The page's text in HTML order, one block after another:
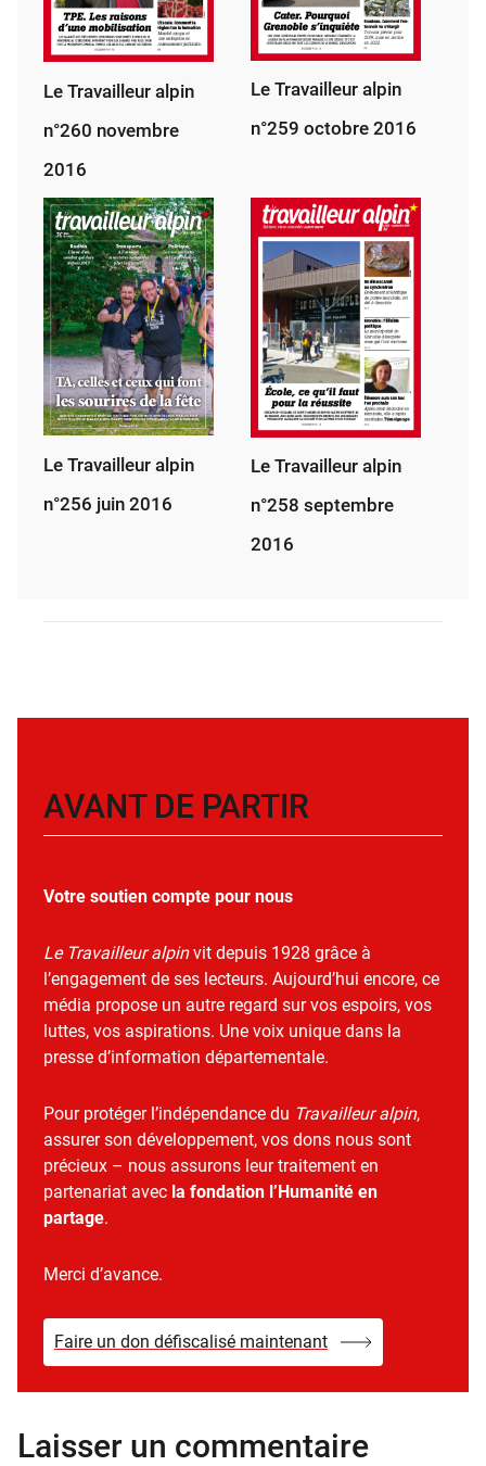
Le Travailleur alpin
n°260 novembre
2016
Le Travailleur alpin
n°259 octobre 2016
Le Travailleur alpin
n°256 juin 2016
Le Travailleur alpin
n°258 septembre
2016
AVANT DE PARTIR
Votre soutien compte pour nous
Le Travailleur alpinvit depuis 1928 grâce à
l’engagement de ses lecteurs. Aujourd’hui encore, ce
média propose un autre regard sur vos espoirs, vos
luttes, vos aspirations. Une voix unique dans la
presse d’information départementale.
Pour protéger l’indépendance du Travailleur alpin,
assurer son développement, vos dons nous sont
précieux – nous assurons leur traitement en
partenariat avec la fondation l’Humanité en
partage.
Merci d’avance.
Faire un don défiscalisé maintenant
Laisser un commentaire